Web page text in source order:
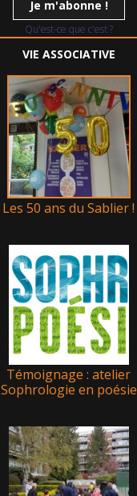
Qu'est-ce que c'est ?
VIE ASSOCIATIVE
Les 50 ans du Sablier !
Témoignage : atelier
Sophrologie en poésie